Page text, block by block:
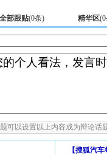
全部跟贴(0条) 精华区(0
【搜狐汽车